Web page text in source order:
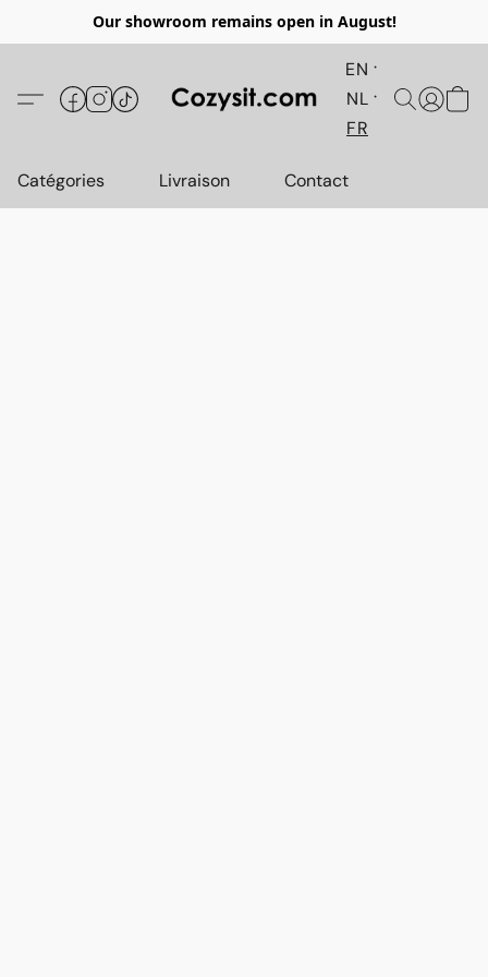
Our showroom remains open in August!
EN
NL
FR
Catégories Livraison Contact